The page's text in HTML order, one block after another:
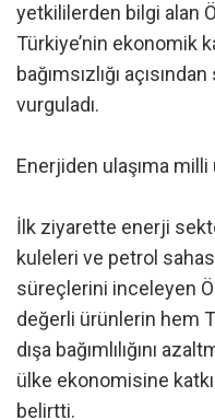
yetkililerden bilgi alan
Türkiye’nin ekonomik
bağımsızlığı
vurguladı.
Enerjiden ulaşıma
İlk ziyarette enerji
kuleleri ve petrol
süreçlerini inceleyen
değerli ürünlerin hem
dışa bağımlılığını
ülke ekonomisine
belirtti.